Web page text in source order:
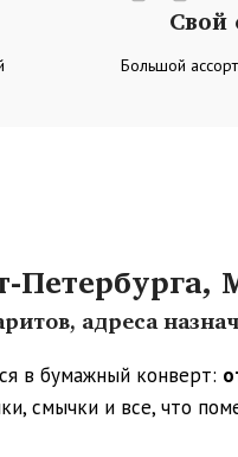
Свой
Большой
адреса
в бумажный конверт:
смычки и все, что